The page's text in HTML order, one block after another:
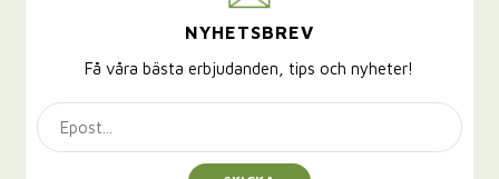
NYHETSBREV
Få våra bästa erbjudanden, tips och nyheter!